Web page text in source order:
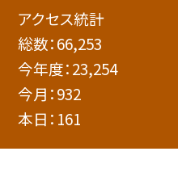
アクセス統計
総数：66,253
今年度：23,254
今月：932
本日： 161